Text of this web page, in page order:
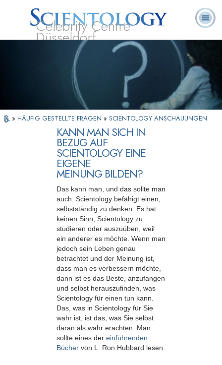
Celebrity Centre
Düsseldorf
Scientology?
Ehrenamtliche
Geistliche
Häufig gestellte
Fragen
» HÄUFIG GESTELLTE FRAGEN » SCIENTOLOGY ANSCHAUUNGEN
KANN MAN SICH IN
BEZUG AUF
SCIENTOLOGY EINE
EIGENE
MEINUNG BILDEN?
Das kann man, und das sollte man
auch. Scientology befähigt einen,
selbstständig zu denken. Es hat
keinen Sinn, Scientology zu
studieren oder auszuüben, weil
ein anderer es möchte. Wenn man
jedoch sein Leben genau
betrachtet und der Meinung ist,
dass man es verbessern möchte,
dann ist es das Beste, anzufangen
und selbst herauszufinden, was
Scientology für einen tun kann.
Das, was in Scientology für Sie
wahr ist, ist das, was Sie selbst
daran als wahr erachten. Man
sollte eines der einführenden
Bücher von L. Ron Hubbard lesen.